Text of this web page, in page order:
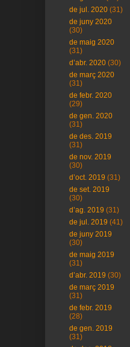
de jul. 2020 (31)
de juny 2020
(30)
de maig 2020
(31)
d’abr. 2020 (30)
de març 2020
(31)
de febr. 2020
(29)
de gen. 2020
(31)
de des. 2019
(31)
de nov. 2019
(30)
d’oct. 2019 (31)
de set. 2019
(30)
d’ag. 2019 (31)
de jul. 2019 (41)
de juny 2019
(30)
de maig 2019
(31)
d’abr. 2019 (30)
de març 2019
(31)
de febr. 2019
(28)
de gen. 2019
(31)